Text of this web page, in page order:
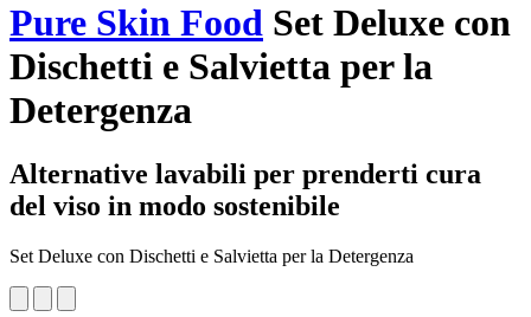
Pure Skin Food Set Deluxe con
Dischetti e Salvietta per la
Detergenza
Alternative lavabili per prenderti cura
del viso in modo sostenibile
Set Deluxe con Dischetti e Salvietta per la Detergenza